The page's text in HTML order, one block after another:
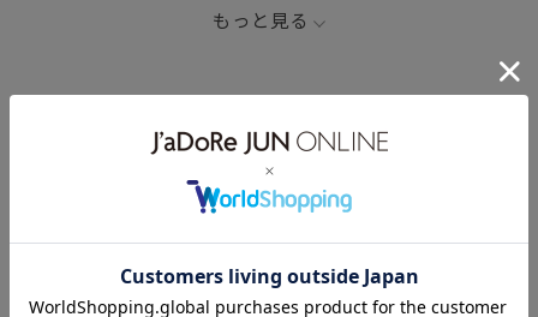
ディフューザー ディフューザーインテリア
ディフューザー香水 フレグランス レモン
透明感
もっと見る